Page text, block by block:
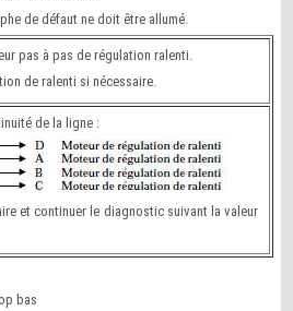
de défaut ne doit être allumé.
pas à pas de régulation ralenti.
de ralenti si nécessaire.
de la ligne :
et continuer le diagnostic suivant la valeur
bas